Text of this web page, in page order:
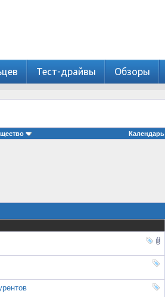
Тест-драйвы Обзоры
Календарь